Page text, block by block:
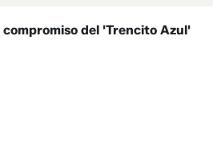
compromiso del 'Trencito Azul'